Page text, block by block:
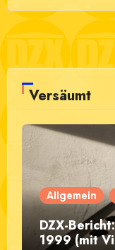
Versäumt
Allgemein
DZX-
1999 (mit